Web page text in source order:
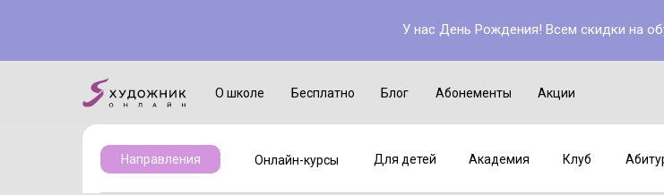
У нас День Рождения! Всем скидки на
Блог Акции
Абонементы
О школе Бесплатно
Для детей Академия Клуб
Онлайн-курсы
Направления
Академия Клуб Мастер-классы